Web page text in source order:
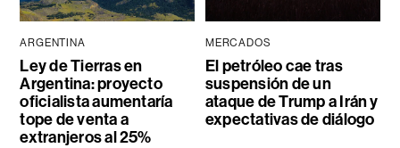
ARGENTINA
Ley de Tierras en
Argentina: proyecto
oficialista aumentaría
tope de venta a
extranjeros al 25%
MERCADOS
El petróleo cae tras
suspensión de un
ataque de Trump a Irán y
expectativas de diálogo